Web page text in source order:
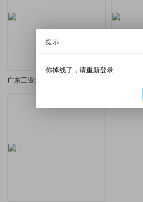
广东工业大学论文模板
提示
你掉线了，请重新登录